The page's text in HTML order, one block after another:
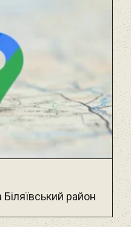
Біляївський район